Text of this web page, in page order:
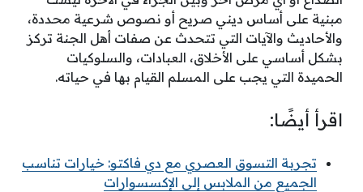
مبنية على أساس ديني صريح أو نصوص شرعية محددة،
والأحاديث والآيات التي تتحدث عن صفات أهل الجنة تركز
بشكل أساسي على الأخلاق، العبادات، والسلوكيات
الحميدة التي يجب على المسلم القيام بها في حياته.
اقرأ أيضًا:
تجربة التسوق العصري مع دي فاكتو: خيارات تناسب
الجميع من الملابس إلى الإكسسوارات